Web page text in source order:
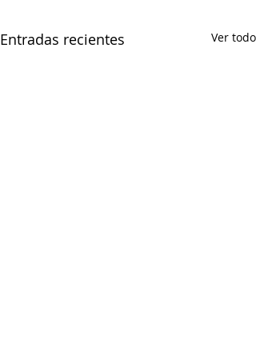
Entradas recientes Ver todo